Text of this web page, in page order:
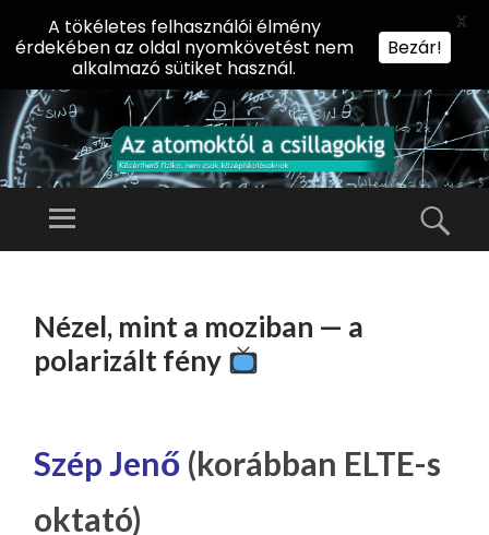
AZ
KT
CS
IL
Előadássorozat
Természettudományi
Menü
TARTALOMHOZ
Nézel, mint a moziban — a
polarizált fény
Szép Jenő (korábban ELTE-s
oktató)
A tökéletes felhasználói élmény
érdekében az oldal nyomkövetést nem
alkalmazó sütiket használ.
Bezár!
X